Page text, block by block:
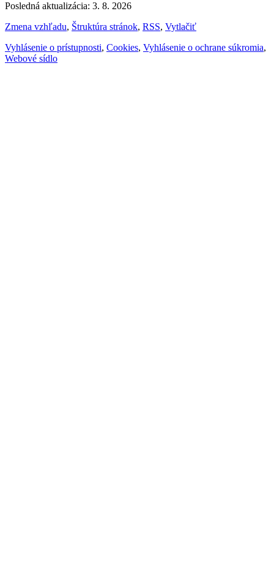
Posledná aktualizácia: 3. 8. 2026
Zmena vzhľadu, Štruktúra stránok, RSS, Vytlačiť
Vyhlásenie o prístupnosti, Cookies, Vyhlásenie o ochrane súkromia,
Webové sídlo